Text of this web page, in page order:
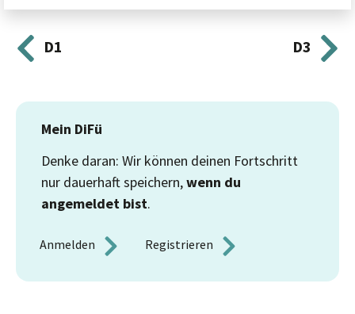
D1 D3
Mein DiFü
Denke daran: Wir können deinen Fortschritt
nur dauerhaft speichern,wenn du
angemeldet bist.
Anmelden Registrieren